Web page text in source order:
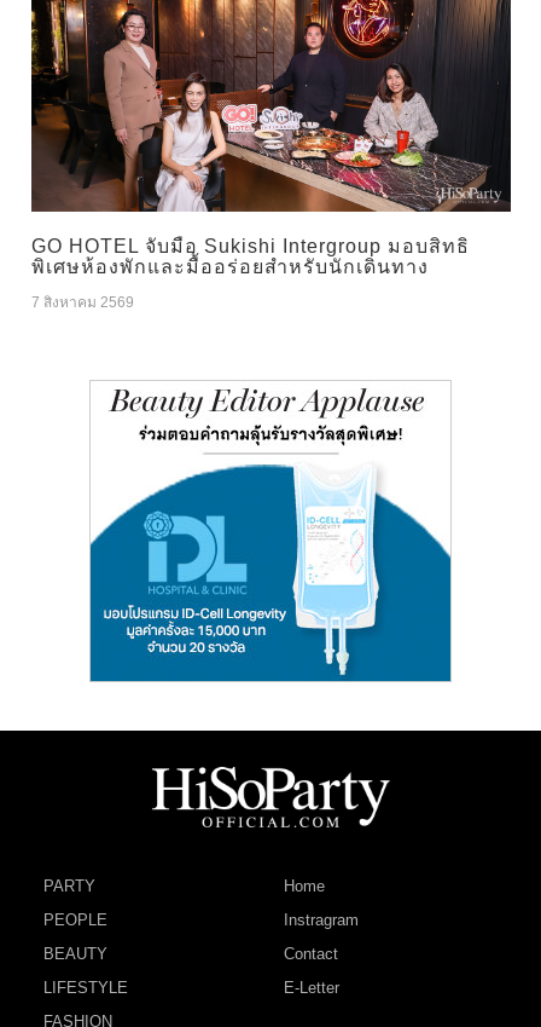
GO HOTEL จับมือ Sukishi Intergroup มอบสิทธิ
พิเศษห้องพักและมื้ออร่อยสำหรับนักเดินทาง
7 สิงหาคม 2569
PARTY
PEOPLE
BEAUTY
LIFESTYLE
FASHION
Home
Instragram
Contact
E-Letter